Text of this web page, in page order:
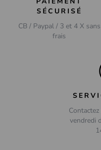
SÉCURISÉ
CB / Paypal / 3 et 4 X sans
frais
vendredi